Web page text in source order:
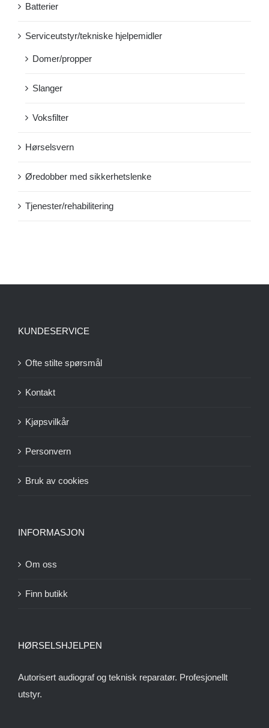
Batterier
Serviceutstyr/tekniske hjelpemidler
Domer/propper
Slanger
Voksfilter
Hørselsvern
Øredobber med sikkerhetslenke
Tjenester/rehabilitering
KUNDESERVICE
Ofte stilte spørsmål
Kontakt
Kjøpsvilkår
Personvern
Bruk av cookies
INFORMASJON
Om oss
Finn butikk
HØRSELSHJELPEN
Autorisert audiograf og teknisk reparatør. Profesjonellt
utstyr.